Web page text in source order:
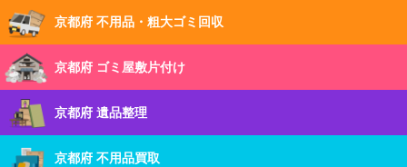
京都府 不用品・粗大ゴミ回収
京都府 ゴミ屋敷片付け
京都府 遺品整理
京都府 不用品買取